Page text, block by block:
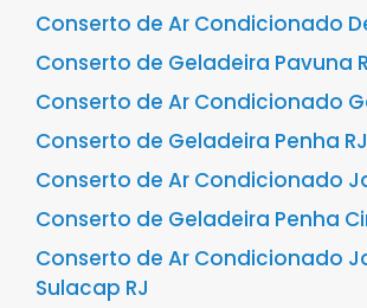
Conserto de Ar Condicionado
Conserto de Geladeira Pavuna
Conserto de Ar Condicionado
Conserto de Geladeira Penha RJ
Conserto de Ar Condicionado
Conserto de Geladeira Penha
Conserto de Ar Condicionado
Sulacap RJ